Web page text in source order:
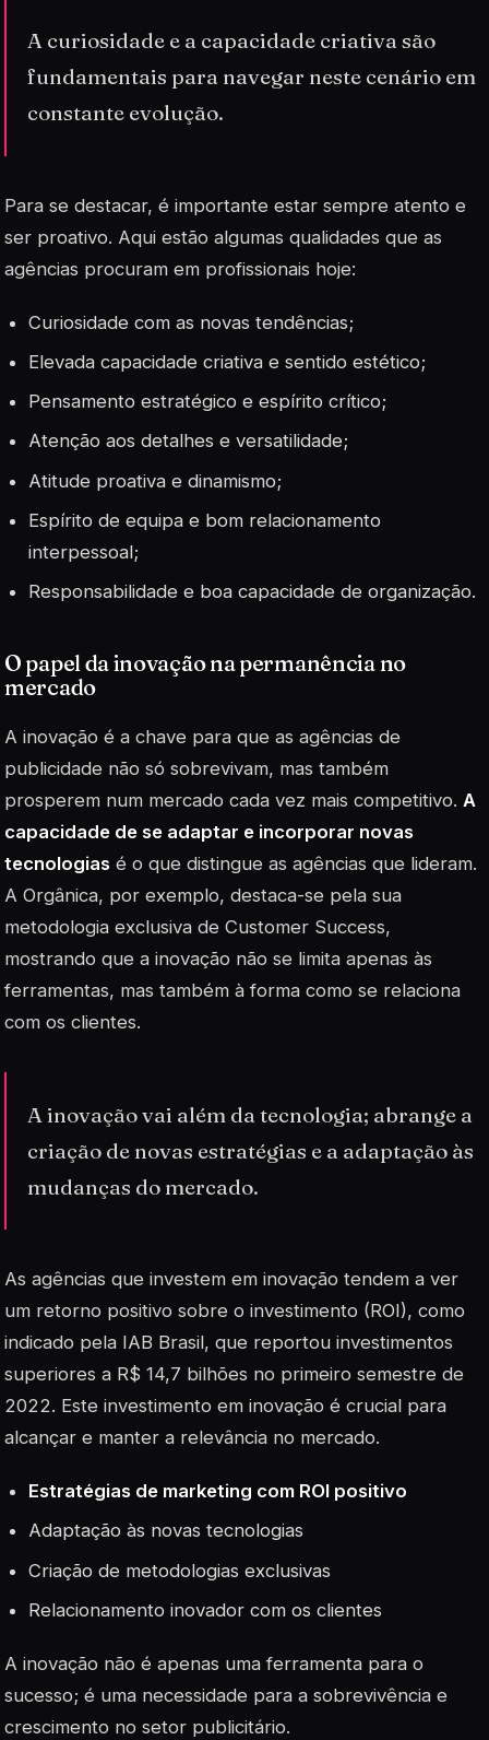
A curiosidade e a capacidade criativa são
fundamentais para navegar neste cenário em
constante evolução.
Para se destacar, é importante estar sempre atento e
ser proativo. Aqui estão algumas qualidades que as
agências procuram em profissionais hoje:
Curiosidade com as novas tendências;
Elevada capacidade criativa e sentido estético;
Pensamento estratégico e espírito crítico;
Atenção aos detalhes e versatilidade;
Atitude proativa e dinamismo;
Espírito de equipa e bom relacionamento
interpessoal;
Responsabilidade e boa capacidade de organização.
O papel da inovação na permanência no
mercado
A inovação é a chave para que as agências de
publicidade não só sobrevivam, mas também
prosperem num mercado cada vez mais competitivo. A
capacidade de se adaptar e incorporar novas
tecnologias é o que distingue as agências que lideram.
A Orgânica, por exemplo, destaca-se pela sua
metodologia exclusiva de Customer Success,
mostrando que a inovação não se limita apenas às
ferramentas, mas também à forma como se relaciona
com os clientes.
A inovação vai além da tecnologia; abrange a
criação de novas estratégias e a adaptação às
mudanças do mercado.
As agências que investem em inovação tendem a ver
um retorno positivo sobre o investimento (ROI), como
indicado pela IAB Brasil, que reportou investimentos
superiores a R$ 14,7 bilhões no primeiro semestre de
2022. Este investimento em inovação é crucial para
alcançar e manter a relevância no mercado.
Estratégias de marketing com ROI positivo
Adaptação às novas tecnologias
Criação de metodologias exclusivas
Relacionamento inovador com os clientes
A inovação não é apenas uma ferramenta para o
sucesso; é uma necessidade para a sobrevivência e
crescimento no setor publicitário.